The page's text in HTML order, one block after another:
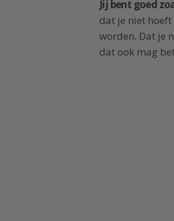
Jij bent goed
dat je niet
worden. Dat je
dat ook mag